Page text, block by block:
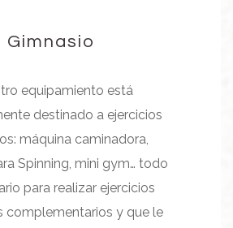
Gimnasio
equipamiento está
destinado a ejercicios
máquina caminadora,
Spinning, mini gym… todo
para realizar ejercicios
complementarios y que le